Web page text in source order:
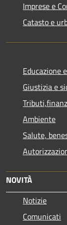
Imprese e
Catasto e
Educazione
Giustizia e
Ambiente
Salute,
NOVITÀ
Notizie
Comunicati